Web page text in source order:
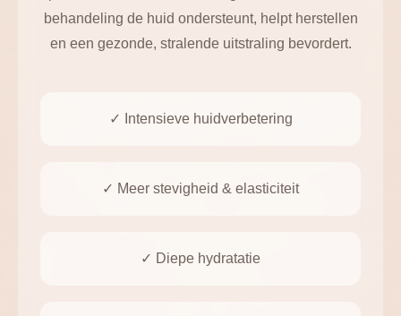
behandeling de huid ondersteunt, helpt herstellen
en een gezonde, stralende uitstraling bevordert.
✓ Intensieve huidverbetering
✓ Meer stevigheid & elasticiteit
✓ Diepe hydratatie